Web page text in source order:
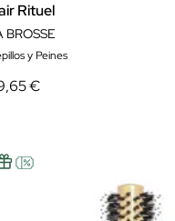
Rituel
BROSSE
y Peines
€